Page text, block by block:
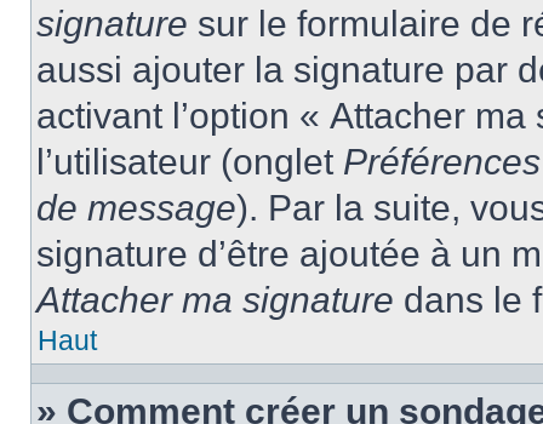
signature sur le formulaire de
aussi ajouter la signature par
activant l’option « Attacher
l’utilisateur (onglet
de message). Par la suite,
signature d’être ajoutée à un
Attacher ma signature dans le
Haut
» Comment créer un